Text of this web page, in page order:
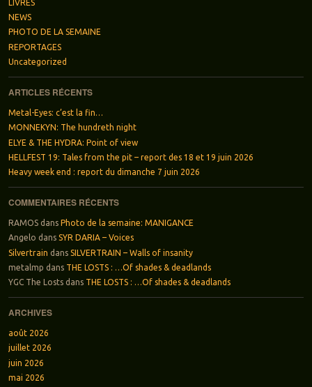
LIVRES
NEWS
PHOTO DE LA SEMAINE
REPORTAGES
Uncategorized
ARTICLES RÉCENTS
Metal-Eyes: c’est la fin…
MONNEKYN: The hundreth night
ELYE & THE HYDRA: Point of view
HELLFEST 19: Tales from the pit – report des 18 et 19 juin 2026
Heavy week end : report du dimanche 7 juin 2026
COMMENTAIRES RÉCENTS
RAMOSdans Photo de la semaine: MANIGANCE
Angelo dans SYR DARIA – Voices
Silvertrain dans SILVERTRAIN – Walls of insanity
metalmp dans THE LOSTS : …Of shades & deadlands
YGC The Lostsdans THE LOSTS : …Of shades & deadlands
ARCHIVES
août 2026
juillet 2026
juin 2026
mai 2026